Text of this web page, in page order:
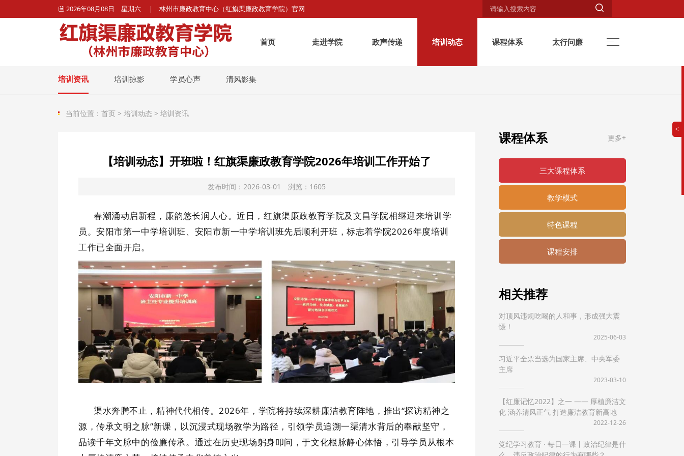
 2026年08月08日 星期六 | 林州市廉政教育中心（红旗渠廉政教育学院）官网 
首页 走进学院 政声传递 培训动态 课程体系 太行问廉
培训资讯 培训掠影 学员心声 清风影集
当前位置： 首页 > 培训动态 > 培训资讯
【培训动态】开班啦！红旗渠廉政教育学院2026年培训工作开始了
发布时间：2026-03-01 浏览：1605
春潮涌动启新程，廉韵悠长润人心。近日，红旗渠廉政教育学院及文昌学院相继迎来培训学
员。安阳市第一中学培训班、 安阳市新一中学培训班先后顺利开班，标志着学院2026年度培训
工作已全面开启。
渠水奔腾不止，精神代代相传。2026年， 学院将持续深耕廉洁教育阵地， 推出“探访精神之
源，传承文明之脉”新课，以沉浸式现场教学为路径，引领学员追溯一渠清水背后的奉献坚守，
品读千年文脉中的俭廉传承。通过在历史现场躬身叩问，于文化根脉静心体悟，引导学员从根本
课程体系 更多+
三大课程体系
教学模式
特色课程
课程安排
相关推荐
对顶风违规吃喝的人和事，形成强大震
慑！
2025-06-03
习近平全票当选为国家主席、中央军委
主席
2023-03-10
【红廉记忆2022】之一 —— 厚植廉洁文
化 涵养清风正气 打造廉洁教育新高地
2022-12-26
党纪学习教育 · 每日一课丨政治纪律是什
>